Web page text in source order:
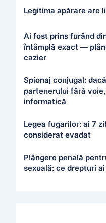
Legitima apărare are
Ai fost prins furând
întâmplă exact —
cazier
Spionaj conjugal:
partenerului fără
informatică
Legea fugarilor: ai 7
considerat evadat
Plângere penală
sexuală: ce drepturi